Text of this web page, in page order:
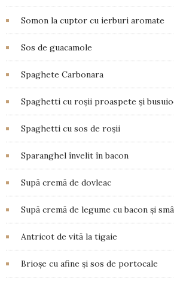
Somon la cuptor cu ierburi aromate
Sos de guacamole
Spaghete Carbonara
Spaghetti cu roșii proaspete și
Spaghetti cu sos de roșii
Sparanghel învelit în bacon
Supă cremă de dovleac
Supă cremă de legume cu bacon și
Antricot de vită la tigaie
Brioșe cu afine și sos de portocale